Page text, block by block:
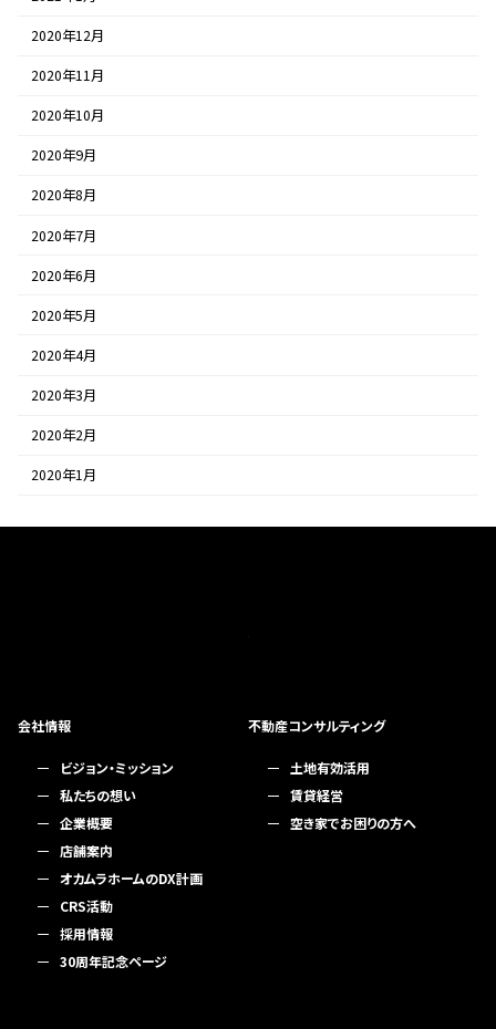
2020年12月
2020年11月
2020年10月
2020年9月
2020年8月
2020年7月
2020年6月
2020年5月
2020年4月
2020年3月
2020年2月
2020年1月
会社情報
ビジョン・ミッション
私たちの想い
企業概要
店舗案内
オカムラホームのDX計画
CRS活動
採用情報
30周年記念ページ
不動産コンサルティング
土地有効活用
賃貸経営
空き家でお困りの方へ